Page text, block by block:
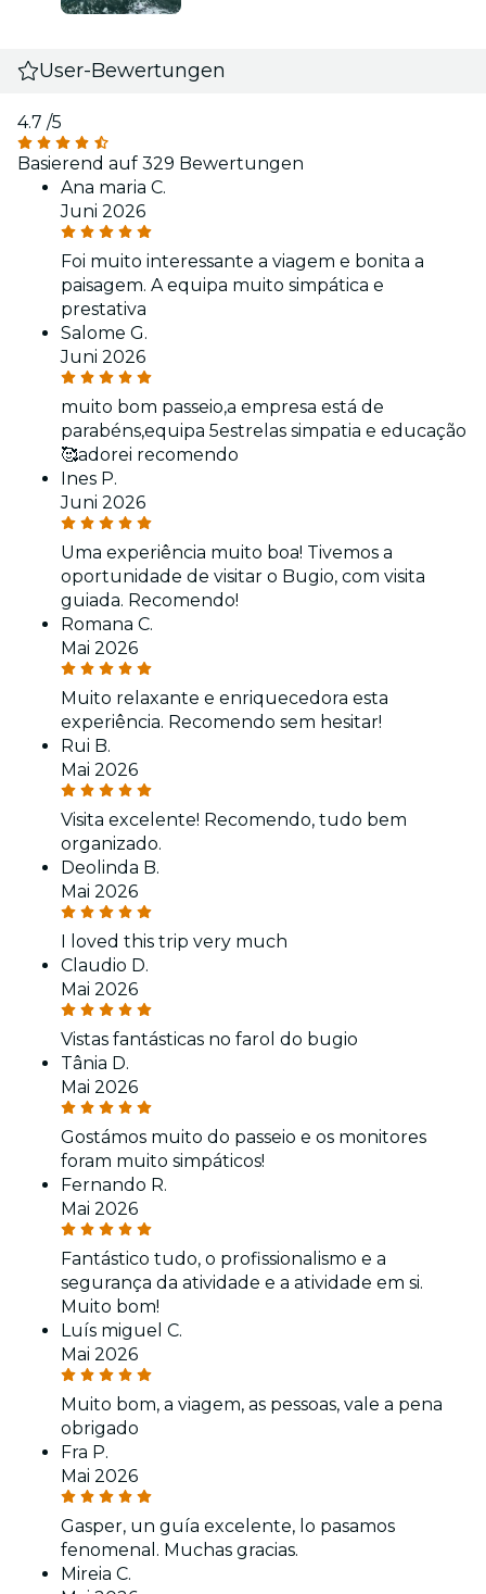
User-Bewertungen
4.7 /5
Basierend auf 329 Bewertungen
Ana maria C.
Juni 2026
Foi muito interessante a viagem e bonita a
paisagem. A equipa muito simpática e
prestativa
Salome G.
Juni 2026
muito bom passeio,a empresa está de
parabéns,equipa 5estrelas simpatia e educação
🥰adorei recomendo
Ines P.
Juni 2026
Uma experiência muito boa! Tivemos a
oportunidade de visitar o Bugio, com visita
guiada. Recomendo!
Romana C.
Mai 2026
Muito relaxante e enriquecedora esta
experiência. Recomendo sem hesitar!
Rui B.
Mai 2026
Visita excelente! Recomendo, tudo bem
organizado.
Deolinda B.
Mai 2026
I loved this trip very much
Claudio D.
Mai 2026
Vistas fantásticas no farol do bugio
Tânia D.
Mai 2026
Gostámos muito do passeio e os monitores
foram muito simpáticos!
Fernando R.
Mai 2026
Fantástico tudo, o profissionalismo e a
segurança da atividade e a atividade em si.
Muito bom!
Luís miguel C.
Mai 2026
Muito bom, a viagem, as pessoas, vale a pena
obrigado
Fra P.
Mai 2026
Gasper, un guía excelente, lo pasamos
fenomenal. Muchas gracias.
Mireia C.